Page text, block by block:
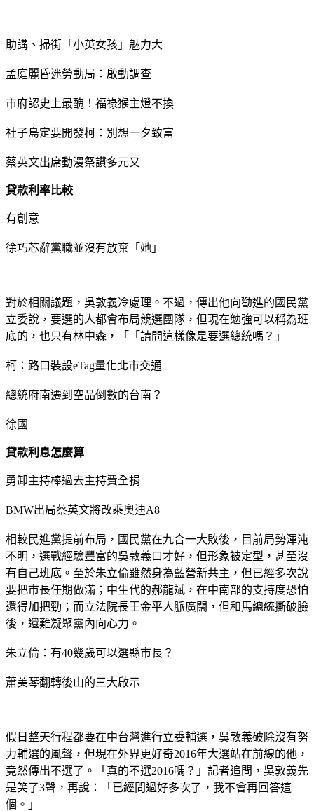
助講、掃街「小英女孩」魅力大
孟庭麗昏迷勞動局：啟動調查
市府認史上最醜！福祿猴主燈不換
社子島定要開發柯：別想一夕致富
蔡英文出席動漫祭讚多元又
貸款利率比較
有創意
徐巧芯辭黨職並沒有放棄「她」
對於相關議題，吳敦義冷處理。不過，傳出他向勸進的國民黨
立委說，要選的人都會布局競選團隊，但現在勉強可以稱為班
底的，也只有林中森，「「請問這樣像是要選總統嗎？」
柯：路口裝設eTag量化北市交通
總統府南遷到空品倒數的台南？
徐國
貸款利息怎麼算
勇卸主持棒過去主持費全捐
BMW出局蔡英文將改乘奧迪A8
相較民進黨提前布局，國民黨在九合一大敗後，目前局勢渾沌
不明，選戰經驗豐富的吳敦義口才好，但形象被定型，甚至沒
有自己班底。至於朱立倫雖然身為藍營新共主，但已經多次說
要把市長任期做滿；中生代的郝龍斌，在中南部的支持度恐怕
還得加把勁；而立法院長王金平人脈廣闊，但和馬總統撕破臉
後，還難凝聚黨內向心力。
朱立倫：有40幾歲可以選縣市長？
蕭美琴翻轉後山的三大啟示
假日整天行程都要在中台灣進行立委輔選，吳敦義破除沒有努
力輔選的風聲，但現在外界更好奇2016年大選站在前線的他，
竟然傳出不選了。「真的不選2016嗎？」記者追問，吳敦義先
是笑了3聲，再說：「已經問過好多次了，我不會再回答這
個。」